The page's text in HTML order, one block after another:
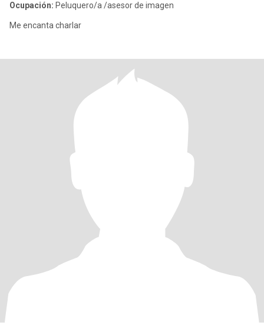
Ocupación: Peluquero/a /asesor de imagen
Me encanta charlar